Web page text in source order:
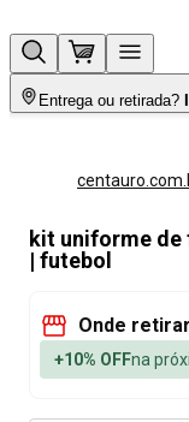
Entrega ou retirada?
kit uniforme
| futebol
Onde
+10% OFFna